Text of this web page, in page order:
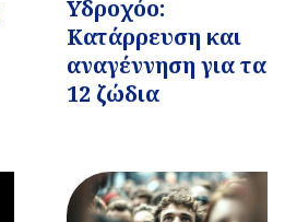
Υδροχόο:
Κατάρρευση και
αναγέννηση για τα
12 ζώδια